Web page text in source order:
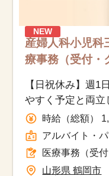
NEW
産婦人科小児科
療事務（受付・
【日祝休み】週
やすく予定と両立
時給（総額）
アルバイト・パ
医療事務（受
山形県 鶴岡市